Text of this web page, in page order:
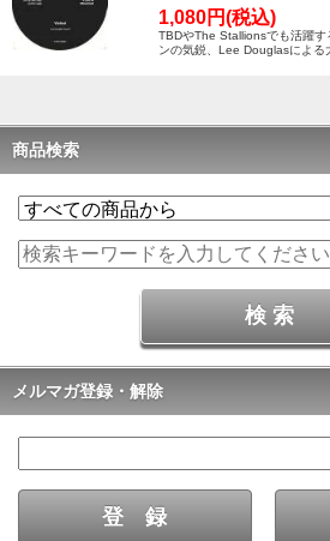
1,080円(税込)
TBDやThe Stallionsでも活躍す
ンの気鋭、Lee Douglasによる
商品検索
メルマガ登録・解除